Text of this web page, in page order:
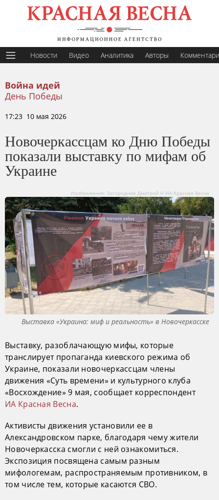
Новости Видео Аналитика Авторы
Война идей
День Победы
17:23 10 мая 2026
Новочеркассцам ко Дню Победы
показали выставку по мифам об
Украине
Изображение: Загороднюк Дмитрий © ИА Красная Весна
Выставка «Украина: миф и реальность» в Новочеркасске
Выставку, разоблачающую мифы, которые
транслирует пропаганда киевского режима об
Украине, показали новочеркассцам члены
движения «Суть времени» и культурного клуба
«Восхождение» 9 мая, сообщает корреспондент
ИА Красная Весна.
Активисты движения установили ее в
Александровском парке, благодаря чему жители
Новочеркасска смогли с ней ознакомиться.
Экспозиция посвящена самым разным
мифологемам, распространяемым противником, в
том числе тем, которые касаются СВО.